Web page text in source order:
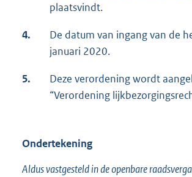
plaatsvindt.
4.
De datum van ingang van de
januari 2020.
5.
Deze verordening wordt
“Verordening
Ondertekening
Aldus vastgesteld in de openbare